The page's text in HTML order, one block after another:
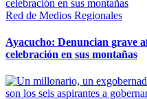
Red de Medios Regionales
Ayacucho: Denuncian grave
celebración en sus montañas